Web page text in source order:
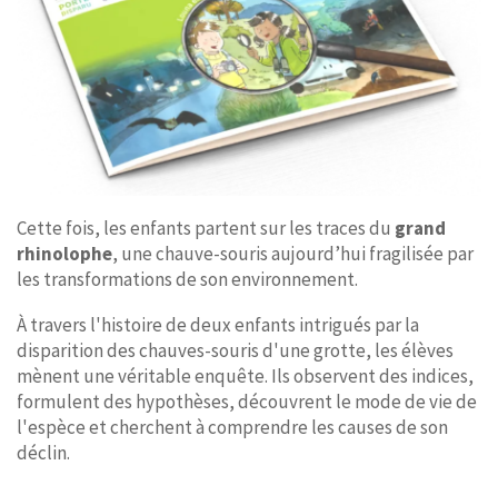
Cette fois, les enfants partent sur les traces du grand
rhinolophe, une chauve-souris aujourd’hui fragilisée par
les transformations de son environnement.
À travers l'histoire de deux enfants intrigués par la
disparition des chauves-souris d'une grotte, les élèves
mènent une véritable enquête. Ils observent des indices,
formulent des hypothèses, découvrent le mode de vie de
l'espèce et cherchent à comprendre les causes de son
déclin.